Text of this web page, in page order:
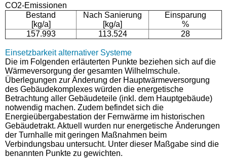
CO2-Emissionen
Bestand
[kg/a]
Nach Sanierung
[kg/a]
Einsparung
%
157.993
113.524 28
Einsetzbarkeit alternativer Systeme
Die im Folgenden erläuterten Punkte beziehen sich auf die
Wärmeversorgung der gesamten Wilhelmschule.
Überlegungen zur Änderung der Hauptwärmeversorgung
des Gebäudekomplexes würden die energetische
Betrachtung aller Gebäudeteile (inkl. dem Hauptgebäude)
notwendig machen. Zudem befindet sich die
Energieübergabestation der Fernwärme im historischen
Gebäudetrakt. Aktuell wurden nur energetische Änderungen
der Turnhalle mit geringen Maßnahmen beim
Verbindungsbau untersucht. Unter dieser Maßgabe sind die
benannten Punkte zu gewichten.